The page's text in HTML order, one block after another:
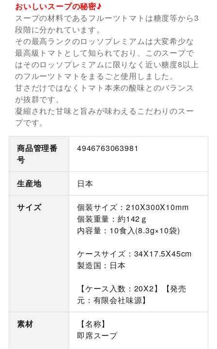
おいしいスープの秘密♪
スープの材料であるフルーツトマトは糖度等から3
段階に分かれています。
その最高ランクのロッソプレミアムは大変希少な
最高級トマトとして知られており、このスープで
はそのロッソプレミアムに限りなく近い糖度8以上
のフルーツトマトをまるごと使用しました。
甘さだけではなくトマト本来の酸味とのバランス
が抜群です。
凝縮された甘味と旨みが味わえるこだわりのスー
プです。
商品管理番
号
4946763063981
生産地 日本
サイズ
個装サイズ：210X300X10mm
個装重量：約142ｇ
内容量：10食入(8.3g×10袋)
ケースサイズ：34X17.5X45cm
製造国：日本
【ケース入数：20X2】【発売
元：有限会社味源】
素材
【名称】
即席スープ